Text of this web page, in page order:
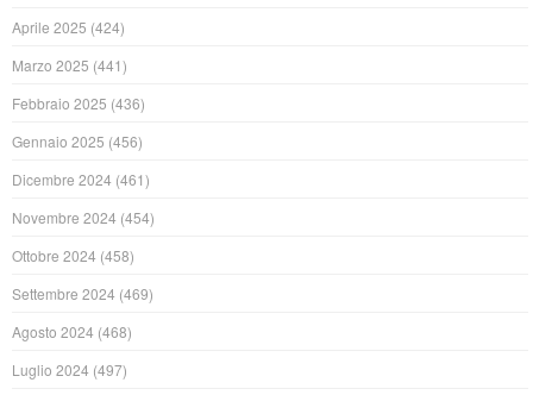
Aprile 2025 (424)
Marzo 2025 (441)
Febbraio 2025 (436)
Gennaio 2025 (456)
Dicembre 2024 (461)
Novembre 2024 (454)
Ottobre 2024 (458)
Settembre 2024 (469)
Agosto 2024 (468)
Luglio 2024 (497)